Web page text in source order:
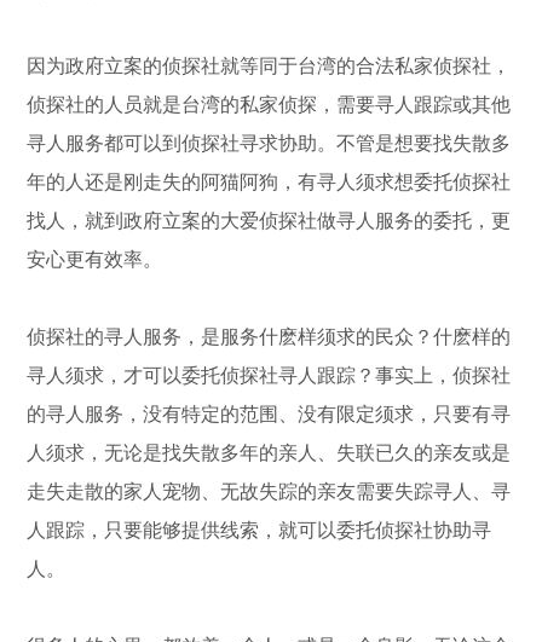
因为政府立案的侦探社就等同于台湾的合法私家侦探社，
侦探社的人员就是台湾的私家侦探，需要寻人跟踪或其他
寻人服务都可以到侦探社寻求协助。不管是想要找失散多
年的人还是刚走失的阿猫阿狗，有寻人须求想委托侦探社
找人，就到政府立案的大爱侦探社做寻人服务的委托，更
安心更有效率。
侦探社的寻人服务，是服务什麽样须求的民众？什麽样的
寻人须求，才可以委托侦探社寻人跟踪？事实上，侦探社
的寻人服务，没有特定的范围、没有限定须求，只要有寻
人须求，无论是找失散多年的亲人、失联已久的亲友或是
走失走散的家人宠物、无故失踪的亲友需要失踪寻人、寻
人跟踪，只要能够提供线索，就可以委托侦探社协助寻
人。